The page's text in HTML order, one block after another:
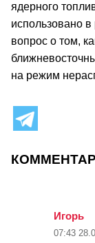
ядерного
использовано в
вопрос о том,
на режим
Игорь
07:43